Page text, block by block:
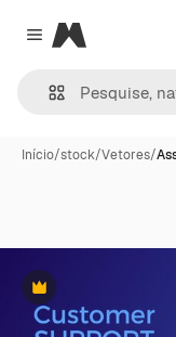
Close menu
Magnific
Início/stock/Vetores/
Premium